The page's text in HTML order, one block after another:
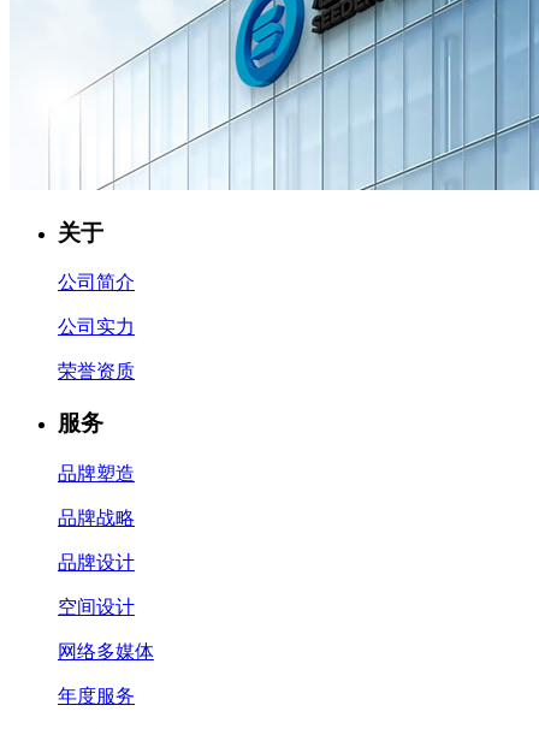
关于
公司简介
公司实力
荣誉资质
服务
品牌塑造
品牌战略
品牌设计
空间设计
网络多媒体
年度服务